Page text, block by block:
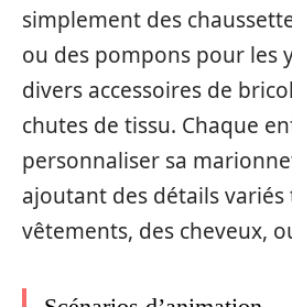
simplement des
ou des pompons pour les
divers accessoires de
chutes de tissu. Chaque
personnaliser sa
ajoutant des détails variés
vêtements, des cheveux,